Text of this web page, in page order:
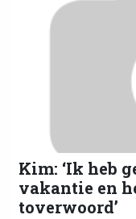
Kim: ‘Ik heb
vakantie en
toverwoord’